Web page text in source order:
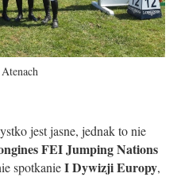
jest jasne, jednak to nie
FEI Jumping Nations
spotkanieI Dywizji Europy,